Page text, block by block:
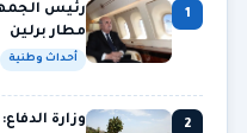
1
رئيس
مطار برلين
أحداث وطنية
2
وزارة